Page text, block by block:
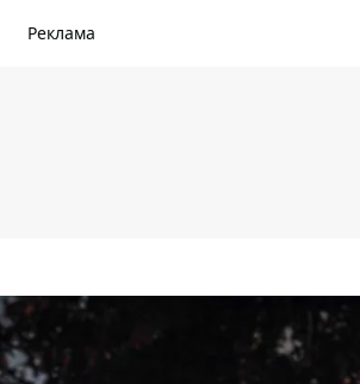
Реклама